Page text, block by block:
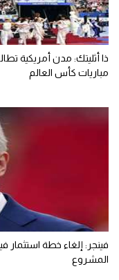
ذا أثليتك: مدن أمريكية
مباريات كأس العالم
فينجر: إلغاء خطة
المشروع